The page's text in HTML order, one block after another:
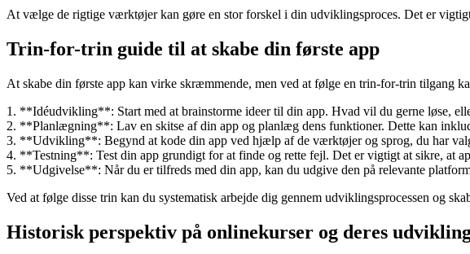
At vælge de rigtige værktøjer kan gøre en stor forskel i din udviklingsproces. Det er
Trin-for-trin guide til at skabe din første app
At skabe din første app kan virke skræmmende, men ved at følge en trin-for-trin tilgang
1. **Idéudvikling**: Start med at brainstorme ideer til din app. Hvad vil du gerne løse,
2. **Planlægning**: Lav en skitse af din app og planlæg dens funktioner. Dette kan
3. **Udvikling**: Begynd at kode din app ved hjælp af de værktøjer og sprog, du har
4. **Testning**: Test din app grundigt for at finde og rette fejl. Det er vigtigt at sikre, at
5. **Udgivelse**: Når du er tilfreds med din app, kan du udgive den på relevante
Ved at følge disse trin kan du systematisk arbejde dig gennem udviklingsprocessen og
Historisk perspektiv på onlinekurser og deres